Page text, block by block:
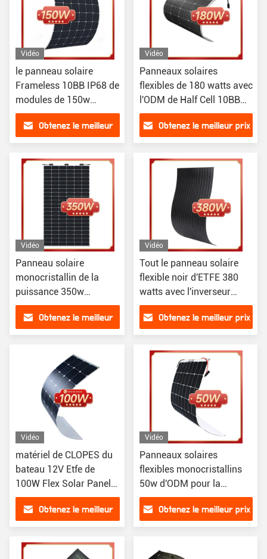
Vidéo
le panneau solaire
Frameless 10BB IP68 de
modules de 150w
picovolte a évalué
Obtenez le meilleur
Vidéo
Panneaux solaires
flexibles de 180 watts avec
l'ODM de Half Cell 10BB
du contrôleur 12v
Obtenez le meilleur prix
Vidéo
Panneau solaire
monocristallin de la
puissance 350w
photovoltaïque pour le
balconObtenez le meilleur
Vidéo
Tout le panneau solaire
flexible noir d'ETFE 380
watts avec l'inverseur
micro
Obtenez le meilleur prix
Vidéo
matériel de CLOPES du
bateau 12V Etfe de
100W Flex Solar Panels
rv
Obtenez le meilleur
Vidéo
Panneaux solaires
flexibles monocristallins
50w d'ODM pour la
maison
Obtenez le meilleur prix